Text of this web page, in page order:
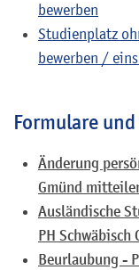
bewerben
Studienplatz
bewerben /
Formulare
Änderung
Gmünd
Ausländische
PH Schwäbisch
Beurlaubung -